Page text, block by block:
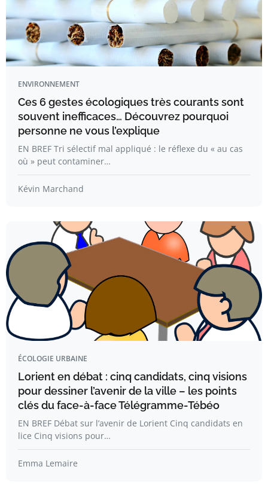
ENVIRONNEMENT
Ces 6 gestes écologiques très courants sont
souvent inefficaces… Découvrez pourquoi
personne ne vous l’explique
EN BREF Tri sélectif mal appliqué : le réflexe du « au cas
où » peut contaminer…
Kévin Marchand
ÉCOLOGIE URBAINE
Lorient en débat : cinq candidats, cinq visions
pour dessiner l’avenir de la ville – les points
clés du face-à-face Télégramme-Tébéo
EN BREF Débat sur l’avenir de Lorient Cinq candidats en
lice Cinq visions pour…
Emma Lemaire